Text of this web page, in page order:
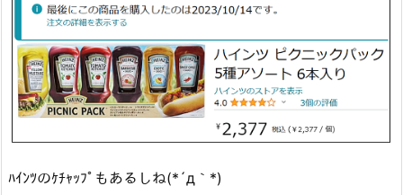
ﾊｲﾝﾂのｹﾁｬｯﾌﾟもあるしね(*´д｀*)